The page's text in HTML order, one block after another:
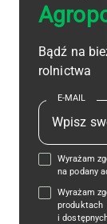
Bądź na
rolnictwa
E-MAIL
Wyrażam
na podany
Wyrażam
produktach
i